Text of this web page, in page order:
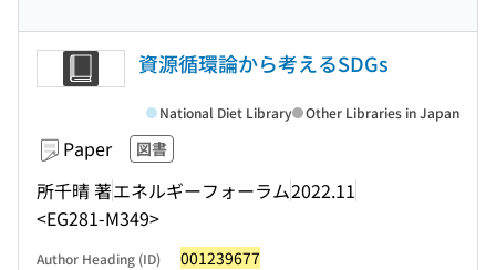
資源循環論から考えるSDGs
Paper 図書
所千晴 著エネルギーフォーラム2022.11
<EG281-M349>
National Diet Library Other Libraries in Japan
Author Heading (ID) 001239677